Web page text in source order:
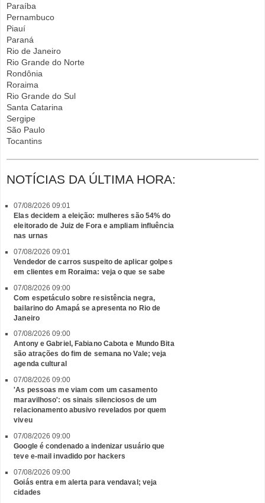
Paraíba
Pernambuco
Piauí
Paraná
Rio de Janeiro
Rio Grande do Norte
Rondônia
Roraima
Rio Grande do Sul
Santa Catarina
Sergipe
São Paulo
Tocantins
NOTÍCIAS DA ÚLTIMA HORA:
07/08/2026 09:01
Elas decidem a eleição: mulheres são 54% do
eleitorado de Juiz de Fora e ampliam influência
nas urnas
07/08/2026 09:01
Vendedor de carros suspeito de aplicar golpes
em clientes em Roraima: veja o que se sabe
07/08/2026 09:00
Com espetáculo sobre resistência negra,
bailarino do Amapá se apresenta no Rio de
Janeiro
07/08/2026 09:00
Antony e Gabriel, Fabiano Cabota e Mundo Bita
são atrações do fim de semana no Vale; veja
agenda cultural
07/08/2026 09:00
'As pessoas me viam com um casamento
maravilhoso': os sinais silenciosos de um
relacionamento abusivo revelados por quem
viveu
07/08/2026 09:00
Google é condenado a indenizar usuário que
teve e-mail invadido por hackers
07/08/2026 09:00
Goiás entra em alerta para vendaval; veja
cidades